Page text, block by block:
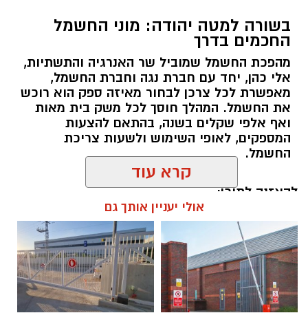
בשורה למטה יהודה: מוני החשמל
החכמים בדרך
מהפכת החשמל שמוביל שר האנרגיה והתשתיות,
אלי כהן, יחד עם חברת נגה וחברת החשמל,
מאפשרת לכל צרכן לבחור מאיזה ספק הוא רוכש
את החשמל. המהלך חוסך לכל משק בית מאות
ואף אלפי שקלים בשנה, בהתאם להצעות
המספקים, לאופי השימוש ולשעות צריכת
החשמל.
להאזנה לתוכן:
אלדה נתנאל / 18:18 05.08.26
קרא עוד
אולי יעניין אותך גם